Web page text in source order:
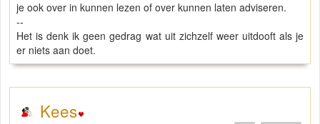
je ook over in kunnen lezen of over kunnen laten adviseren.
--
Het is denk ik geen gedrag wat uit zichzelf weer uitdooft als je
er niets aan doet.
Kees